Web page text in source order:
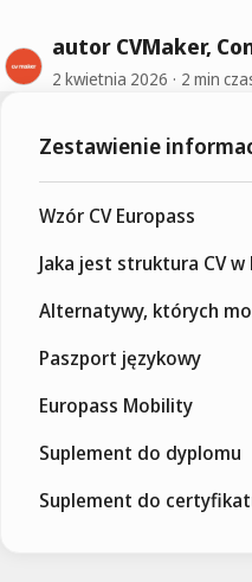
autor CVMaker,
2 kwietnia 2026 2 min
Zestawienie
Wzór CV Europass
Jaka jest struktura CV w
Alternatywy, których
Paszport językowy
Europass Mobility
Suplement do dyplomu
Suplement do